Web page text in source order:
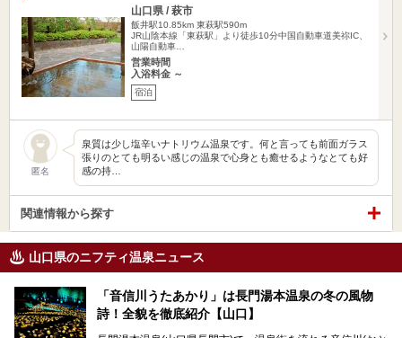
山口県 / 萩市
飯井駅10.85km 東萩駅590m
JR山陰本線「東萩駅」より徒歩10分中国自動車道美祢IC、
山陽自動車…
営業時間
入浴料金 ～
宿泊
匿名
泉質は少し塩辛いナトリウム温泉です。何と言っても前面ガラス
張りのとても明るい感じの温泉で心身とも癒せるようなとても好
感の持…
関連情報から探す
山口県のニフティ温泉ニュース
「音信川うたあかり」は長門湯本温泉の冬の風物
詩！全貌を徹底紹介【山口】